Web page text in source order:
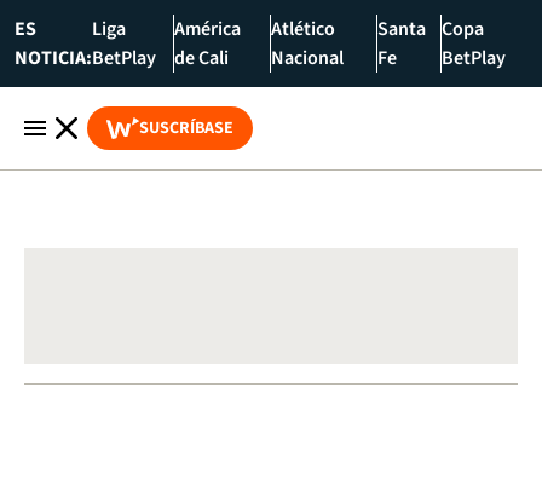
ES
NOTICIA:
Liga
BetPlay
América
de Cali
Atlético
Nacional
Santa
Fe
Copa
BetPlay
SUSCRÍBASE